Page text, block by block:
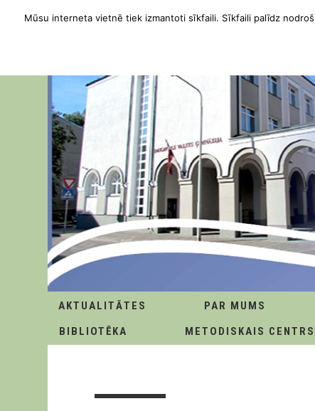
AKTUALITĀTES PAR MUMS
BIBLIOTĒKA
METODISKAIS CENTRS
Mūsu interneta vietnē tiek izmantoti sīkfaili. Sīkfaili palīdz